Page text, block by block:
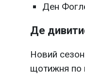
Ден
Де
Новий
щотижня по